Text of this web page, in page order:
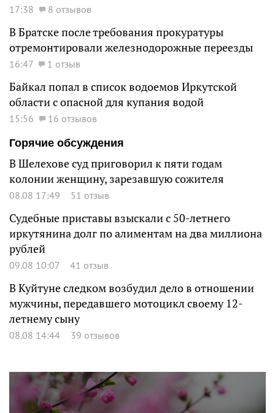
17:38 8 отзывов
В Братске после требования прокуратуры
отремонтировали железнодорожные переезды
16:47 1 отзыв
Байкал попал в список водоемов Иркутской
области с опасной для купания водой
15:56
16 отзывов
Горячие обсуждения
В Шелехове суд приговорил к пяти годам
колонии женщину, зарезавшую сожителя
08.08 17:49 51 отзыв
Судебные приставы взыскали с 50-летнего
иркутянина долг по алиментам на два миллиона
рублей
09.08 10:07 41 отзыв
В Куйтуне следком возбудил дело в отношении
мужчины, передавшего мотоцикл своему 12-
летнему сыну
08.08 14:44 39 отзывов